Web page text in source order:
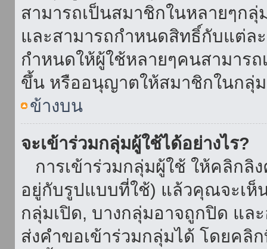
สามารถเป็นสมาชิกในหลายๆก
และสามารถกำหนดสิทธิ์กับแต่ล
กำหนดให้ผู้ใช้หลายๆคนสามารถ
ขึ้น หรืออนุญาตให้สมาชิกในกลุ่ม
ข้างบน
จะเข้าร่วมกลุ่มผู้ใช้ได้อย่างไร?
การเข้าร่วมกลุ่มผู้ใช้ ให้คลิก
อยู่กับรูปแบบที่ใช้) แล้วคุณจะเห็
กลุ่มเปิด, บางกลุ่มอาจถูกปิด แ
ส่งคำขอเข้าร่วมกลุ่มได้ โดยคลิ